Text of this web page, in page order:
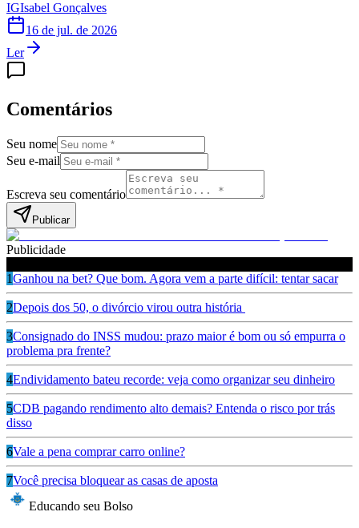
IGIsabel Gonçalves
16 de jul. de 2026
Ler
Comentários
Seu nome
Seu e-mail
Escreva seu comentário
Publicar
Publicidade
1Ganhou na bet? Que bom. Agora vem a parte difícil: tentar sacar
2Depois dos 50, o divórcio virou outra história
3Consignado do INSS mudou: prazo maior é bom ou só empurra o
problema pra frente?
4Endividamento bateu recorde: veja como organizar seu dinheiro
5CDB pagando rendimento alto demais? Entenda o risco por trás
disso
6Vale a pena comprar carro online?
7Você precisa bloquear as casas de aposta
Educando seu Bolso